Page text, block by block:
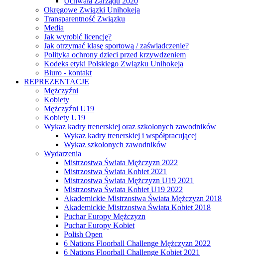
Okręgowe Związki Unihokeja
Transparentność Związku
Media
Jak wyrobić licencję?
Jak otrzymać klasę sportową / zaświadczenie?
Polityka ochrony dzieci przed krzywdzeniem
Kodeks etyki Polskiego Związku Unihokeja
Biuro - kontakt
REPREZENTACJE
Mężczyźni
Kobiety
Mężczyźni U19
Kobiety U19
Wykaz kadry trenerskiej oraz szkolonych zawodników
Wykaz kadry trenerskiej i współpracującej
Wykaz szkolonych zawodników
Wydarzenia
Mistrzostwa Świata Mężczyzn 2022
Mistrzostwa Świata Kobiet 2021
Mistrzostwa Świata Mężczyzn U19 2021
Mistrzostwa Świata Kobiet U19 2022
Akademickie Mistrzostwa Świata Mężczyzn 2018
Akademickie Mistrzostwa Świata Kobiet 2018
Puchar Europy Mężczyzn
Puchar Europy Kobiet
Polish Open
6 Nations Floorball Challenge Mężczyzn 2022
6 Nations Floorball Challenge Kobiet 2021